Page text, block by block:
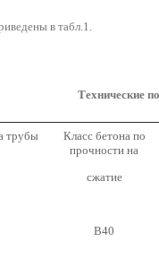
в табл.1.
Технические
трубы
Класс бетона по
прочности на
сжатие
B40